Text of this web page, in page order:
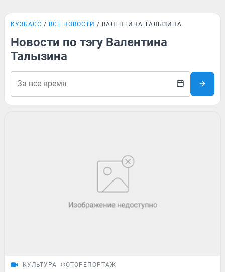
КУЗБАСС ВСЕ НОВОСТИ ВАЛЕНТИНА ТАЛЫЗИНА
Новости по тэгу Валентина
Талызина
КУЛЬТУРА ФОТОРЕПОРТАЖ